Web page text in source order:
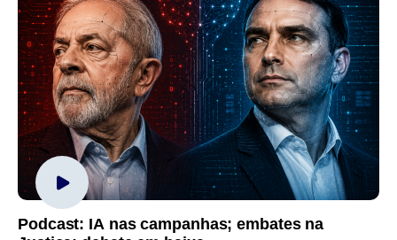
Podcast: IA nas campanhas; embates na